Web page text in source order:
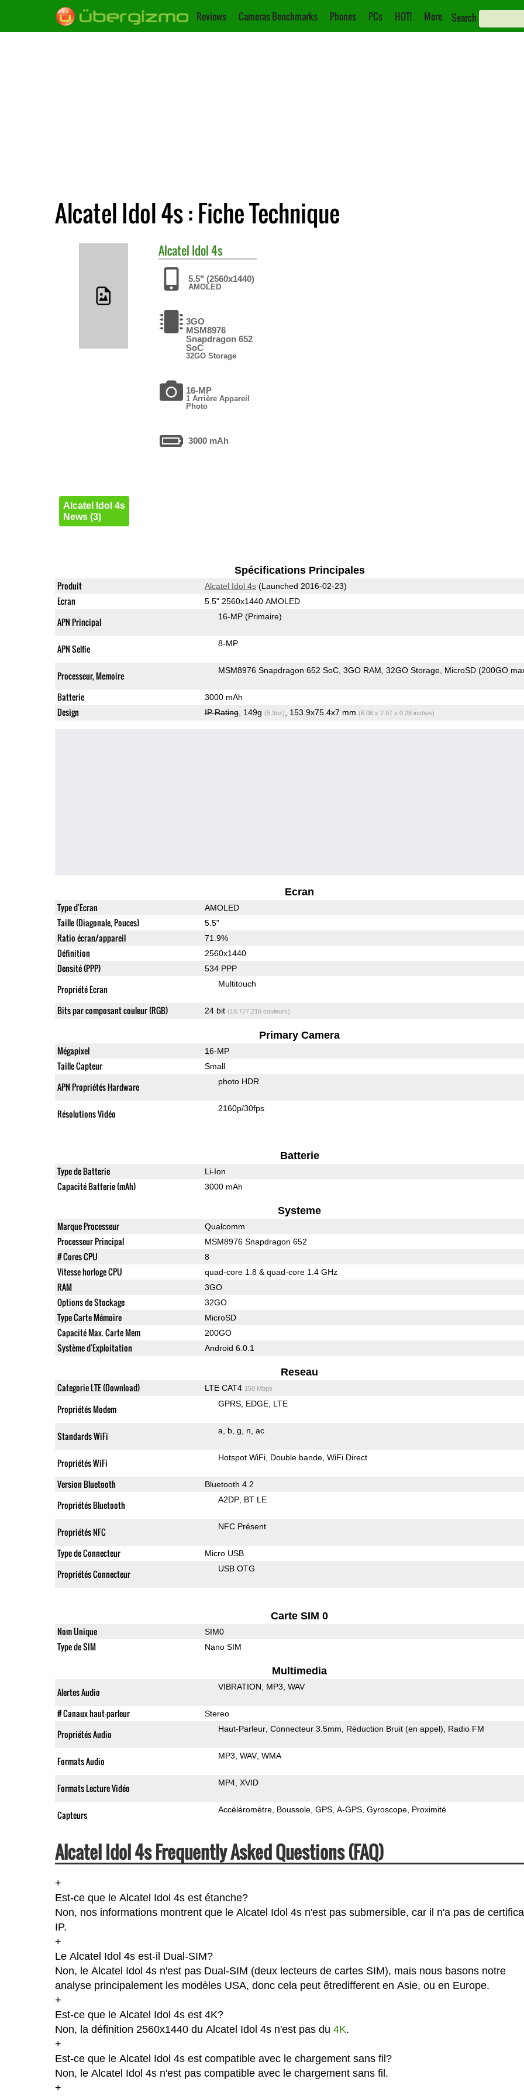
Reviews Cameras Benchmarks Phones PCs HOT! More Search
Alcatel Idol 4s : Fiche Technique
Alcatel Idol 4s
5.5" (2560x1440)
AMOLED
3GO
MSM8976
Snapdragon 652
SoC
32GO Storage
16-MP
1 Arrière Appareil
Photo
3000 mAh
Alcatel Idol 4s
News (3)
Spécifications Principales
Produit Alcatel Idol 4s(Launched 2016-02-23)
Ecran 5.5" 2560x1440 AMOLED
APN Principal 16-MP (Primaire)
APN Selfie 8-MP
Processeur, Memoire MSM8976 Snapdragon 652 SoC 3GO RAM 32GO Storage MicroSD (200GO
Batterie 3000 mAh
Design IP Rating, 149g (5.3oz) , 153.9x75.4x7 mm (6.06 x 2.97 x 0.28 inches)
Ecran
Type d'Ecran AMOLED
Taille (Diagonale, Pouces) 5.5"
Ratio écran/appareil 71.9%
Définition 2560x1440
Densité (PPP) 534 PPP
Propriété Ecran Multitouch
Bits par composant couleur (RGB) 24 bit (16,777,216 couleurs)
Primary Camera
Mégapixel 16-MP
Taille Capteur Small
APN Propriétés Hardware photo HDR
Résolutions Vidéo 2160p/30fps
Batterie
Type de Batterie Li-Ion
Capacité Batterie (mAh) 3000 mAh
Systeme
Marque Processeur Qualcomm
Processeur Principal MSM8976 Snapdragon 652
# Cores CPU 8
Vitesse horloge CPU quad-core 1.8 & quad-core 1.4 GHz
RAM 3GO
Options de Stockage 32GO
Type Carte Mémoire MicroSD
Capacité Max. Carte Mem 200GO
Système d'Exploitation Android 6.0.1
Reseau
Categorie LTE (Download) LTE CAT4 150 Mbps
Propriétés Modem GPRS EDGE LTE
Standards WiFi a b g n ac
Propriétés WiFi Hotspot WiFi Double bande WiFi Direct
Version Bluetooth Bluetooth 4.2
Propriétés Bluetooth A2DP BT LE
Propriétés NFC NFC Présent
Type de Connecteur Micro USB
Propriétés Connecteur USB OTG
Carte SIM 0
Nom Unique SIM0
Type de SIM Nano SIM
Multimedia
Alertes Audio VIBRATION MP3 WAV
# Canaux haut-parleur Stereo
Propriétés Audio Haut-Parleur Connecteur 3.5mm Réduction Bruit (en appel) Radio FM
Formats Audio MP3 WAV WMA
Formats Lecture Vidéo MP4 XVID
Capteurs Accéléromètre Boussole GPS A-GPS Gyroscope Proximité
Alcatel Idol 4s Frequently Asked Questions (FAQ)
+
Est-ce que le Alcatel Idol 4s est étanche?
Non, nos informations montrent que le Alcatel Idol 4s n'est pas submersible, car il n'a pas de
IP.
+
Le Alcatel Idol 4s est-il Dual-SIM?
Non, le Alcatel Idol 4s n'est pas Dual-SIM (deux lecteurs de cartes SIM), mais nous basons notre
analyse principalement les modèles USA, donc cela peut êtredifferent en Asie, ou en Europe.
+
Est-ce que le Alcatel Idol 4s est 4K?
Non, la définition 2560x1440 du Alcatel Idol 4s n'est pas du 4K.
+
Est-ce que le Alcatel Idol 4s est compatible avec le chargement sans fil?
Non, le Alcatel Idol 4s n'est pas compatible avec le chargement sans fil.
+